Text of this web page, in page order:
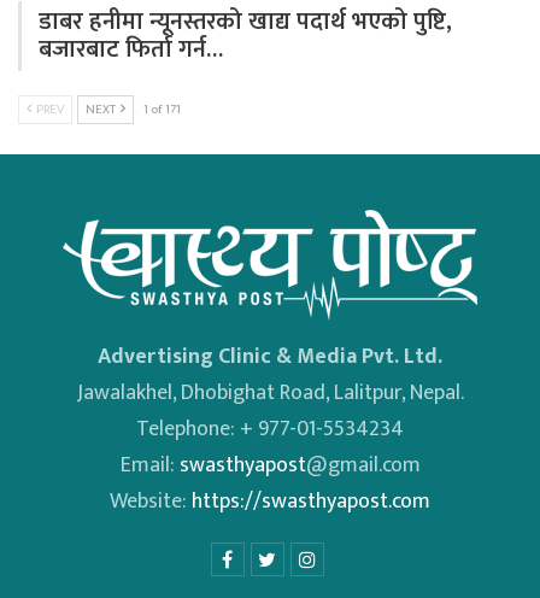
डाबर हनीमा न्यूनस्तरको खाद्य पदार्थ भएको पुष्टि,
बजारबाट फिर्ता गर्न…
PREV NEXT 1 of 171
Advertising Clinic & Media Pvt. Ltd.
Jawalakhel, Dhobighat Road, Lalitpur, Nepal.
Telephone: + 977-01-5534234
Email: swasthyapost@gmail.com
Website: https://swasthyapost.com